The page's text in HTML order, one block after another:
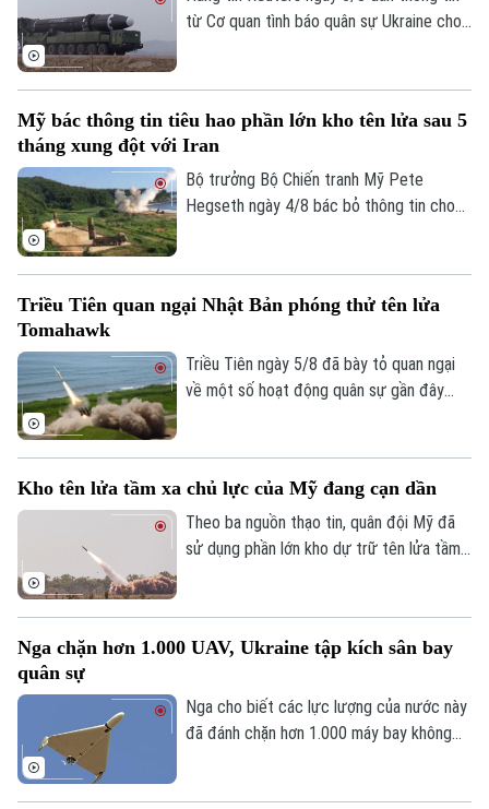
Chuyên mục
Thời sự
Hà Nội
Chính trị
Xã hội
An ninh trật tự
Công nghệ
Hà Nội
Nhịp sống Hà Nội
Người Hà Nội
Khoảnh khắc Hà Nội
Thế giới
Tin tức
Quân sự
Hồ sơ
Người Việt 4 phương
Kinh tế
Tin tức
Cafe sáng
Doanh nghiệp
Nhà đất
Căn hộ
Đất đai
Tàu và Xe
Tàu
Xe máy
Đánh giá
Giáo dục
Tuyển sinh
Hướng nghiệp
Tin tức
Làng nghề
Di tích
Sức khỏe
Y tế
Dinh dưỡng
Thể thao
từ Cơ quan tình báo quân sự Ukraine cho
trăm tên lửa đạn đạo nhằm hỗ trợ các
hoạt động quân sự của Moscow tại
Ukraine. Nga và Triều Tiên hiện chưa đưa
ra bình luận về thông tin này.
Mỹ bác thông tin tiêu hao phần lớn kho tên lửa sau 5
tháng xung đột với Iran
Bộ trưởng Bộ Chiến tranh Mỹ Pete
Hegseth ngày 4/8 bác bỏ thông tin cho
đầy đủ năng lực quân sự.
Triều Tiên quan ngại Nhật Bản phóng thử tên lửa
Tomahawk
Triều Tiên ngày 5/8 đã bày tỏ quan ngại
về một số hoạt động quân sự gần đây
Kho tên lửa tầm xa chủ lực của Mỹ đang cạn dần
Theo ba nguồn thạo tin, quân đội Mỹ đã
sử dụng phần lớn kho dự trữ tên lửa tầm
lực lượng này trước các cuộc xung đột
Nga chặn hơn 1.000 UAV, Ukraine tập kích sân bay
quân sự
Nga cho biết các lực lượng của nước này
đã đánh chặn hơn 1.000 máy bay không